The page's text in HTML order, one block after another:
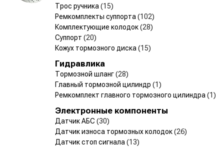
Трос ручника (15)
Ремкомплекты суппорта (102)
Комплектующие колодок(28)
Суппорт (20)
Кожух тормозного диска (15)
Гидравлика
Тормозной шланг(28)
Главный тормозной цилиндр (1)
Ремкомплект главного тормозного цилиндра (1)
Электронные компоненты
Датчик АБС (30)
Датчик износа тормозных колодок(26)
Датчик стоп сигнала (13)